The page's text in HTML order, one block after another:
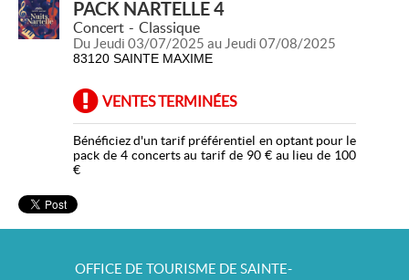
l'accueil
PACK NARTELLE 4
Concert Classique
Du Jeudi 03/07/2025 au Jeudi 07/08/2025
83120 SAINTE MAXIME
VENTES TERMINÉES
Bénéficiez d'un tarif préférentiel en optant pour le
pack de 4 concerts au tarif de 90 € au lieu de 100
€
OFFICE DE TOURISME DE SAINTE-